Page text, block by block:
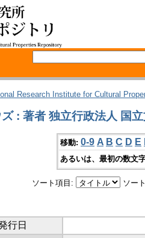
Research Institute for Cultural
: 著者 独立行政法人 国
移動: 0-9 A B C D E
あるいは、最初の数文
ソート項目: ソー
行日